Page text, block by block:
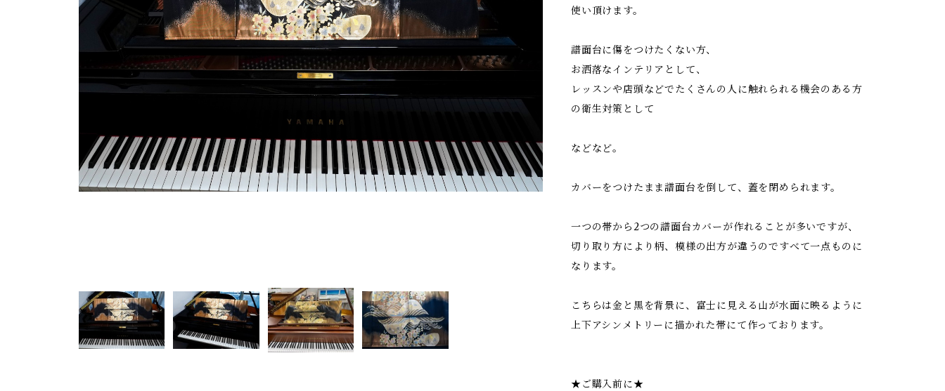
使い頂けます。
譜面台に傷をつけたくない方、
お洒落なインテリアとして、
レッスンや店頭などでたくさんの人に触れられる機会のある方
の衛生対策として
などなど。
カバーをつけたまま譜面台を倒して、蓋を閉められます。
一つの帯から2つの譜面台カバーが作れることが多いですが、
切り取り方により柄、模様の出方が違うのですべて一点ものに
なります。
こちらは金と黒を背景に、富士に見える山が水面に映るように
上下アシンメトリーに描かれた帯にて作っております。
★ご購入前に★